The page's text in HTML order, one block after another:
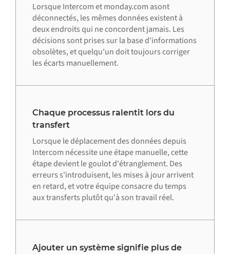
Lorsque Intercom et monday.com asont
déconnectés, les mêmes données existent à
deux endroits qui ne concordent jamais. Les
décisions sont prises sur la base d'informations
obsolètes, et quelqu'un doit toujours corriger
les écarts manuellement.
Chaque processus ralentit lors du
transfert
Lorsque le déplacement des données depuis
Intercom nécessite une étape manuelle, cette
étape devient le goulot d'étranglement. Des
erreurs s'introduisent, les mises à jour arrivent
en retard, et votre équipe consacre du temps
aux transferts plutôt qu'à son travail réel.
Ajouter un système signifie plus de